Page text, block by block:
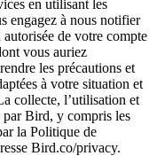
en utilisant les
engagez à nous notifier
de votre compte
vous auriez
les précautions et
à votre situation et
collecte, l’utilisation et
par Bird, y compris les
la Politique de
Bird.co/privacy.